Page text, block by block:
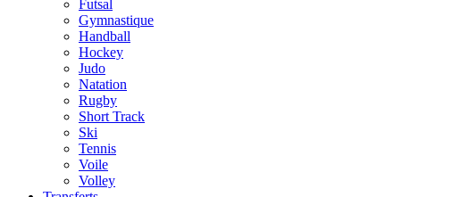
Futsal
Gymnastique
Handball
Hockey
Judo
Natation
Rugby
Short Track
Ski
Tennis
Voile
Volley